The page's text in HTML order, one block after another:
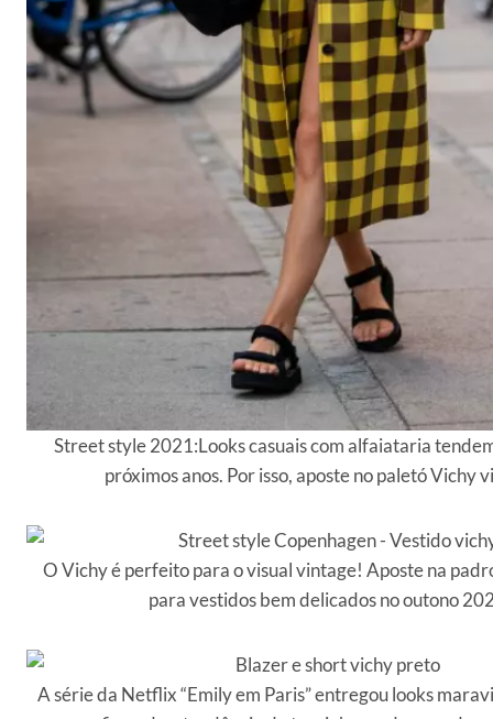
Street style 2021:Looks casuais com alfaiataria
próximos anos. Por isso, aposte no paletó Vichy
O Vichy é perfeito para o visual vintage! Aposte na
para vestidos bem delicados no outono
A série da Netflix “Emily em Paris” entregou looks